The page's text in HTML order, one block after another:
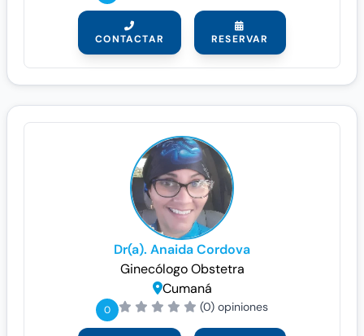
CONTACTAR RESERVAR
Dr(a). Anaida Cordova
GinecólogoObstetra
Cumaná
0 (0) opiniones